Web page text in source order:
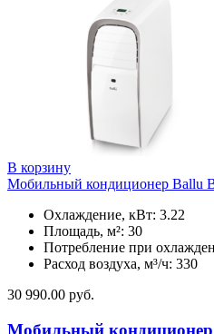
В корзину
Мобильный кондиционер Ballu
Охлаждение, кВт: 3.22
Площадь, м²: 30
Потребление при
Расход воздуха, м³/ч: 330
30 990.00 руб.
Мобильный